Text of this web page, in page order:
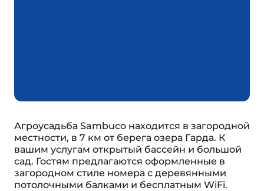
Агроусадьба Sambuco находится в загородной
местности, в 7 км от берега озера Гарда. К
вашим услугам открытый бассейн и большой
сад. Гостям предлагаются оформленные в
загородном стиле номера с деревянными
потолочными балками и бесплатным WiFi.